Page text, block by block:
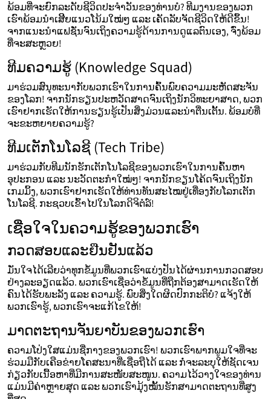
ພ້ອມທີ່ຈະຍົກລະດັບຊີວິດປະຈໍາວັນຂອງທ່ານບໍ? ທີມງານຂອງພວກ
ເຮົາພ້ອມນຳເສີີຍແນວໂນ້ມໃໝ່ໆ ແລະ ເຄັດລັບຈັດຊີວິດໃຫ້ດີຂຶ້ນ!
ຈາກແນະນໍາແຟຊັ່ນຈົນເຖິງຄວາມຮູ້ດ້ານການດູແລຕົນເອງ, ຈົ່ງພ້ອມ
ທີ່ຈະສະຫຼວຍ!
ທີມຄວາມຮູ້ (Knowledge Squad)
ມາຮ່ວມສົນຸທະນາກັບພວກເຮົາໃນການຄົ້ນພົບຄວາມມະຫັດສະຈັນ
ຂອງໂລກ! ຈາກນັກຮຽນປະຫວັດສາດຈົນເຖິງນັກວິທະຍາສາດ, ພວກ
ເຮົາຢາກເຮັດໃຫ້ການຮຽນຮູ້ເປັນສິ່ງມ່ວນແລະນ່າຕື່ນເຕັ້ນ. ພ້ອມບໍທີ່
ຈະຂະຫຍາຍຄວາມຮູ້?
ທີມເຕັກໂນໂລຊີ (Tech Tribe)
ມາຮ່ວມກັບທີມນັກຮັກເຕັກໂນໂລຊີຂອງພວກເຮົາໃນການຄົ້ນຫາ
ອຸປະກອນ ແລະ ນະວັດຕະກໍາໃໝ່ໆ! ຈາກນັກຂຽນໂຄ້ດຈົນເຖິງນັກ
ເກມມິ້ງ, ພວກເຮົາຢາກເຮັດໃຫ້ທ່ານທັນສະໄໝຢູ່ເທື່ອງກັບໂລກເຕັກ
ໂນໂລຊີ. ກະຊວບເຂົ້າໄປໃນໂລກດິຈິຕໍລ໌!
ເຊື່ອໃຈໃນຄວາມຮູ້ຂອງພວກເຮົາ
ກວດສອບແລະຢືນຢັນແລ້ວ
ມັ່ນໃຈໄດ້ເລີຍວ່າທຸກຂໍ້ມູນທີ່ພວກເຮົາແບ່ງປັນໄດ້ຜ່ານການກວດສອບ
ຢ່າງລະອຽດແລ້ວ. ພວກເຮົາເຊື່ອວ່າຂໍ້ມູນທີ່ຖືກຕ້ອງສາມາດເຮັດໃຫ້
ຄົນໄດ້ຮັບພະລັງ ແລະ ຄວາມຮູ້. ພົບສິ່ງໃດຜິດປົກກະຕິບໍ? ແຈ້ງໃຫ້
ພວກເຮົາຮູ້, ພວກເຮົາຈະແກ້ໄຂໃຫ້!
ມາດຕະຖານຈັນຍາບັນຂອງພວກເຮົາ
ຄວາມໂປ່ງໃສແມ່ນຊື່ກາງຂອງພວກເຮົາ! ພວກເຮົາພາກພູມໃຈທີ່ຈະ
ຮ່ວມມືກັບເຄືອຂ່າຍໂຄສະນາທີ່ເຊື່ອຖືໄດ້ ແລະ ກໍ່ຈະລະບຸໃຫ້ຊັດເຈນ
ກ່ຽວກັບເນື້ອຫາທີ່ມີການສະໜັບສະໜູນ. ຄວາມໄວ້ວາງໃຈຂອງທ່ານ
ແມ່ນມີຄ່າຫຼາຍສຸດ ແລະ ພວກເຮົາມຸ້ງໝັ້ນຮັກສາມາດຕະຖານທີ່ສູງ